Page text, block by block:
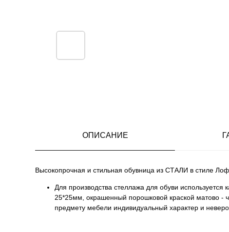
ОПИСАНИЕ
Высокопрочная и стильная обувница из СТАЛИ в стиле
Для производства стеллажа для обуви
25*25мм, окрашенный порошковой краской матово -
предмету мебели индивидуальный характер и